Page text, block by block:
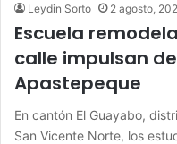
Leydin Sorto 2 agosto,
Escuela
calle impulsan
Apastepeque
En cantón El Guayabo,
San Vicente Norte, los